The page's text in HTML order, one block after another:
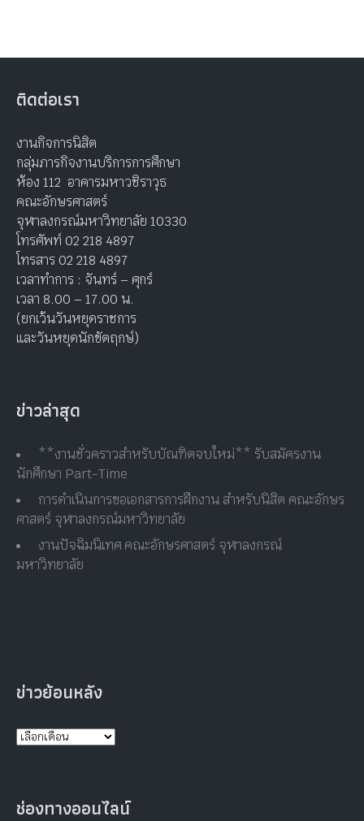
ติดต่อเรา
งานกิจการนิสิต
กลุ่มภารกิจงานบริการการศึกษา
ห้อง 112 อาคารมหาวชิราวุธ
คณะอักษรศาสตร์
จุฬาลงกรณ์มหาวิทยาลัย 10330
โทรศัพท์ 02 218 4897
โทรสาร 02 218 4897
เวลาทำการ : จันทร์ – ศุกร์
เวลา 8.00 – 17.00 น.
(ยกเว้นวันหยุดราชการ
และวันหยุดนักขัตฤกษ์)
ข่าวล่าสุด
**งานชั่วคราวสำหรับบัณฑิตจบใหม่** รับสมัครงาน
นักศึกษา Part-Time
การดำเนินการขอเอกสารการฝึกงาน สำหรับนิสิต คณะอักษร
ศาสตร์ จุฬาลงกรณ์มหาวิทยาลัย
งานปัจฉิมนิเทศ คณะอักษรศาสตร์ จุฬาลงกรณ์
มหาวิทยาลัย
ข่าวย้อนหลัง
ช่องทางออนไลน์